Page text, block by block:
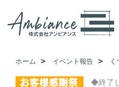
ホーム イベント報告
◆終了